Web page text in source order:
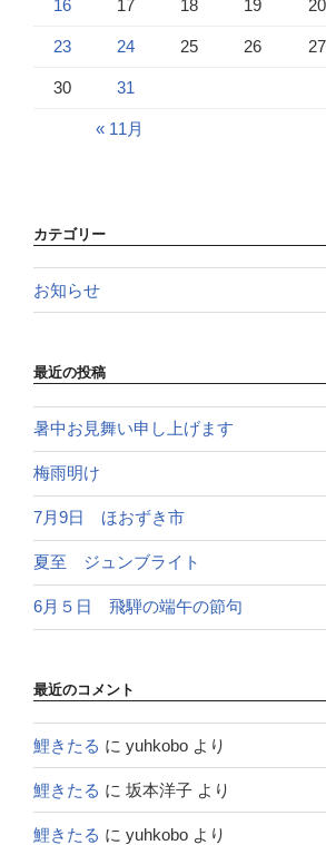
16 17 18 19 20
23 24 25 26 27
30 31
« 11月
カテゴリー
お知らせ
最近の投稿
暑中お見舞い申し上げます
梅雨明け
7月9日 ほおずき市
夏至 ジュンブライト
6月５日 飛騨の端午の節句
最近のコメント
鯉きたる に yuhkobo より
鯉きたる に 坂本洋子 より
鯉きたる に yuhkobo より